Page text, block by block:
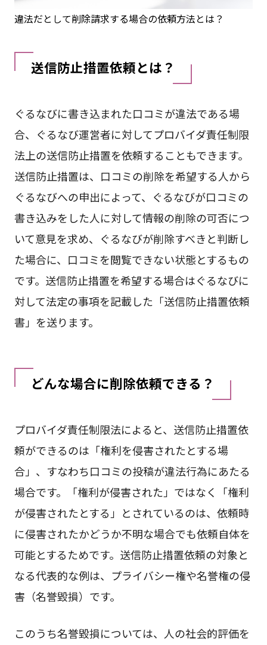
違法だとして削除請求する場合の依頼方法とは？
送信防止措置依頼とは？
ぐるなびに書き込まれた口コミが違法である場
合、ぐるなび運営者に対してプロバイダ責任制限
法上の送信防止措置を依頼することもできます。
送信防止措置は、口コミの削除を希望する人から
ぐるなびへの申出によって、ぐるなびが口コミの
書き込みをした人に対して情報の削除の可否につ
いて意見を求め、ぐるなびが削除すべきと判断し
た場合に、口コミを閲覧できない状態とするもの
です。送信防止措置を希望する場合はぐるなびに
対して法定の事項を記載した「送信防止措置依頼
書」を送ります。
どんな場合に削除依頼できる？
プロバイダ責任制限法によると、送信防止措置依
頼ができるのは「権利を侵害されたとする場
合」、すなわち口コミの投稿が違法行為にあたる
場合です。「権利が侵害された」ではなく「権利
が侵害されたとする」とされているのは、依頼時
に侵害されたかどうか不明な場合でも依頼自体を
可能とするためです。送信防止措置依頼の対象と
なる代表的な例は、プライバシー権や名誉権の侵
害（名誉毀損）です。
このうち名誉毀損については、人の社会的評価を